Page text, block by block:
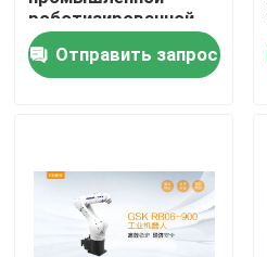
Продукты
Видео
Путешествие фабрики
роботизированной
руки 6 осей
роботизированная
Отправить запрос